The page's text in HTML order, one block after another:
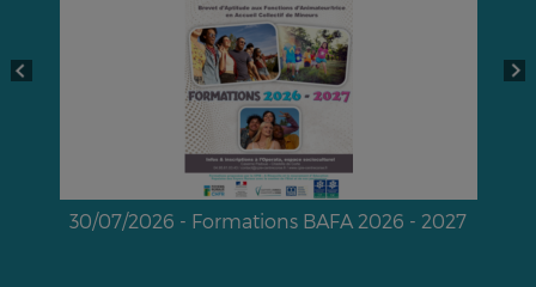
30/07/2026 - Formations BAFA 2026 - 2027